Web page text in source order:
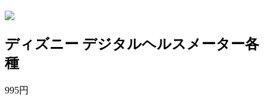
ディズニー デジタルヘルスメーター各
種
995円